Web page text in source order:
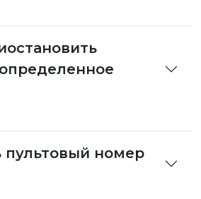
пультовый номер